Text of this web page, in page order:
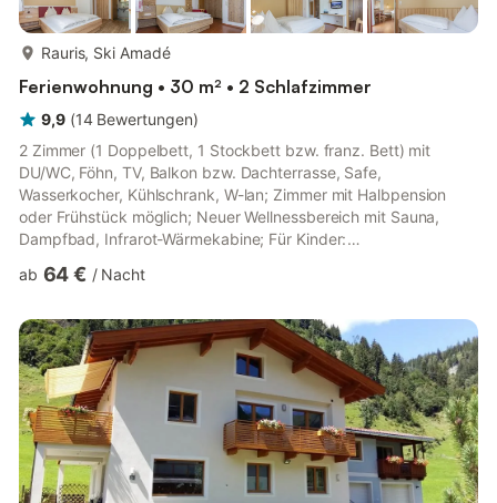
Rauris, Ski Amadé
Ferienwohnung • 30 m² • 2 Schlafzimmer
9,9 (14 Bewertungen)
2 Zimmer (1 Doppelbett, 1 Stockbett bzw. franz. Bett) mit
DU/WC, Föhn, TV, Balkon bzw. Dachterrasse, Safe,
Wasserkocher, Kühlschrank, W-lan; Zimmer mit Halbpension
oder Frühstück möglich; Neuer Wellnessbereich mit Sauna,
Dampfbad, Infrarot-Wärmekabine; Für Kinder:
Tischtennis; Frühstücksbuffet; 3-gängiges Wahl-Menü mit
Im Winter 5x Wellnessabend SO, MO, Di, MI, DO "Zeit für Urlaub
bei Freunden" in der etwas "besonderen Hotel-Pension" im
Raurisertal! Familiär geführte ki...
ab 64 € / Nacht